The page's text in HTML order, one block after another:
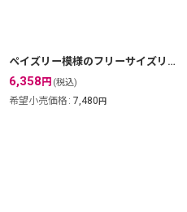
ペイズリー模様のフリーサイズリング｜銀線細工の大きなワンポイントがひきたつ。【silver925】
6,358 円 (税込)
希望小売価格 : 7,480円